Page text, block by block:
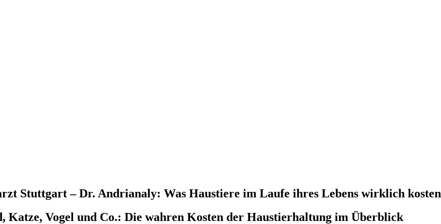
Stuttgart – Dr. Andrianaly: Was Haustiere im Laufe ihres Lebens wirklich kosten
Katze, Vogel und Co.: Die wahren Kosten der Haustierhaltung im Überblick